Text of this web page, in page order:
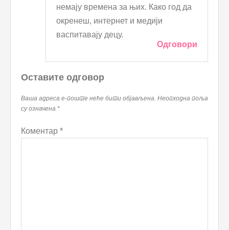
немају времена за њих. Како год да
окренеш, интернет и медији
васпитавају децу.
Одговори
Оставите одговор
Ваша адреса е-поште неће бити објављена. Неопходна поља
су означена *
Коментар *